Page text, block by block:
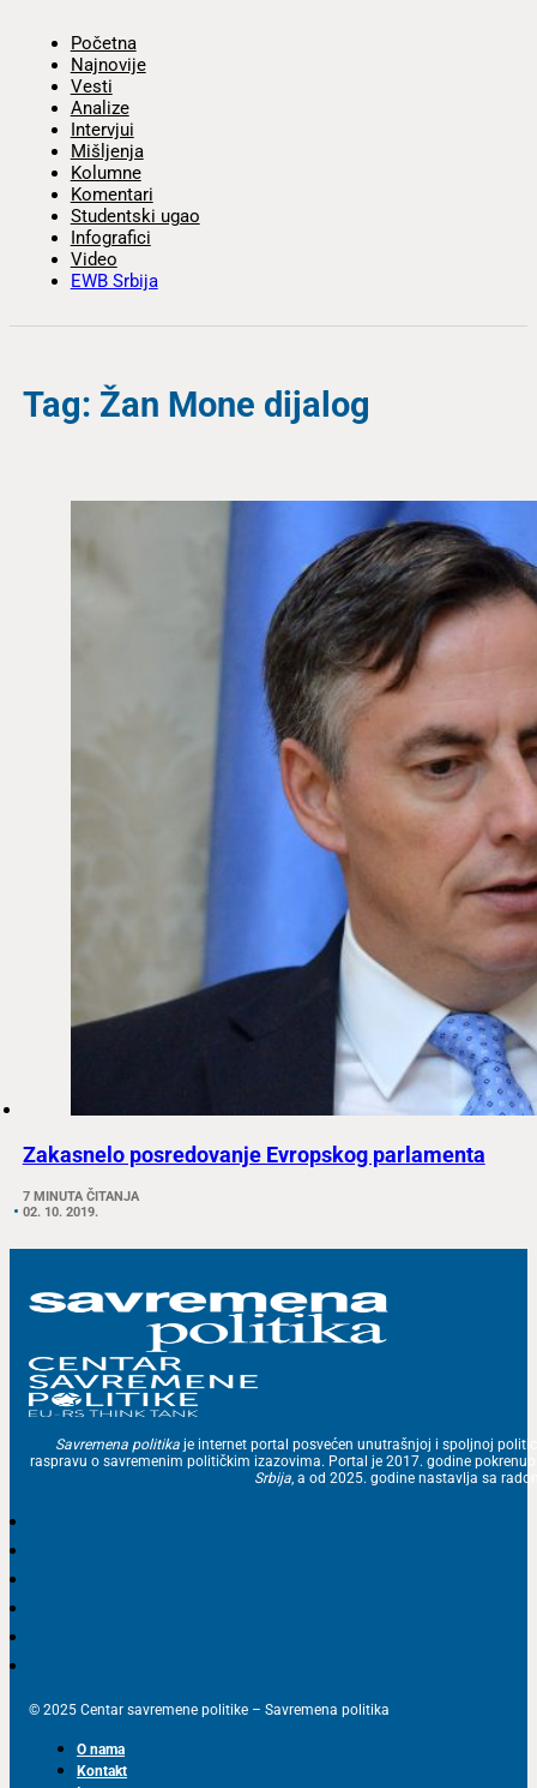
Početna
Najnovije
Vesti
Analize
Intervjui
Mišljenja
Kolumne
Komentari
Studentski ugao
Infografici
Video
EWB Srbija
Tag: Žan Mone dijalog
Zakasnelo posredovanje Evropskog parlamenta
7 MINUTA ČITANJA
02. 10. 2019.
Savremena politika je internet portal posvećen unutrašnjoj i spoljnoj
raspravu o savremenim političkim izazovima. Portal je 2017. godine
Srbija, a od 2025. godine nastavlja sa
© 2025 Centar savremene politike – Savremena politika
O nama
Kontakt